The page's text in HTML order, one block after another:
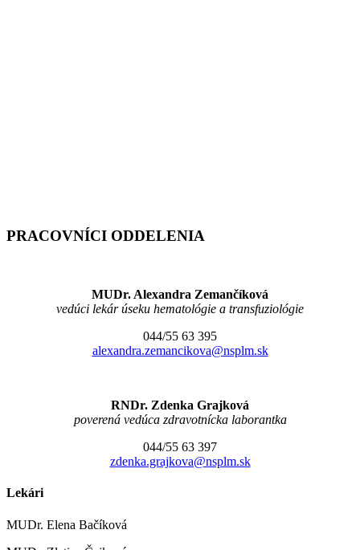
PRACOVNÍCI ODDELENIA
MUDr. Alexandra Zemančíková
vedúci lekár úseku hematológie a transfuziológie
044/55 63 395
alexandra.zemancikova@nsplm.sk
RNDr. Zdenka Grajková
poverená vedúca zdravotnícka laborantka
044/55 63 397
zdenka.grajkova@nsplm.sk
Lekári
MUDr. Elena Bačíková